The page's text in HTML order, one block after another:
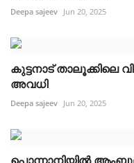
Deepa sajeev Jun 20, 2025
കുട്ടനാട് താലൂക്കിലെ
അവധി
Deepa sajeev Jun 20, 2025
പൊന്നാനിയിൽ